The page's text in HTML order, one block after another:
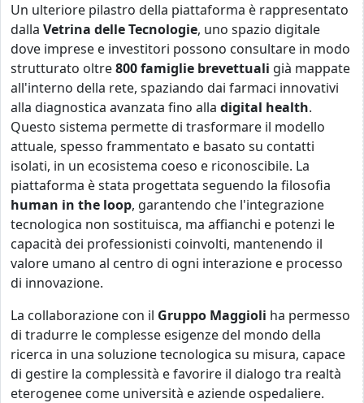
Un ulteriore pilastro della piattaforma è rappresentato
dalla Vetrina delle Tecnologie, uno spazio digitale
dove imprese e investitori possono consultare in modo
strutturato oltre800 famiglie brevettuali già mappate
all'interno della rete, spaziando dai farmaci innovativi
alla diagnostica avanzata fino alla digital health.
Questo sistema permette di trasformare il modello
attuale, spesso frammentato e basato su contatti
isolati, in un ecosistema coeso e riconoscibile. La
piattaforma è stata progettata seguendo la filosofia
human in the loop, garantendo che l'integrazione
tecnologica non sostituisca, ma affianchi e potenzi le
capacità dei professionisti coinvolti, mantenendo il
valore umano al centro di ogni interazione e processo
di innovazione.
La collaborazione con il Gruppo Maggioli ha permesso
di tradurre le complesse esigenze del mondo della
ricerca in una soluzione tecnologica su misura, capace
di gestire la complessità e favorire il dialogo tra realtà
eterogenee come università e aziende ospedaliere.